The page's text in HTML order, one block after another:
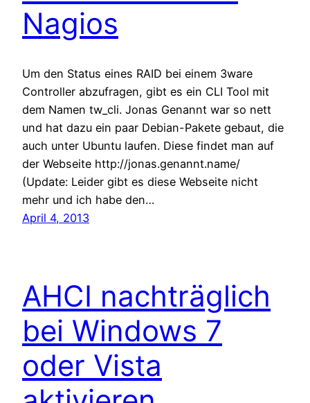
Nagios
Um den Status eines RAID bei einem 3ware
Controller abzufragen, gibt es ein CLI Tool mit
dem Namen tw_cli. Jonas Genannt war so nett
und hat dazu ein paar Debian-Pakete gebaut, die
auch unter Ubuntu laufen. Diese findet man auf
der Webseite http://jonas.genannt.name/
(Update: Leider gibt es diese Webseite nicht
mehr und ich habe den…
April 4, 2013
AHCI nachträglich
bei Windows 7
oder Vista